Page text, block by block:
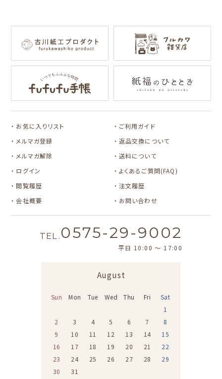
アルプスの少女ハ
イジ
コラボ別
サンリツマート
kogumaitan
カルビーレトロ
Lipton BEAR'S
カリタ
サンリオキャラクタ
フルーツマーケット
キャラクター別
サンリオキャラクタ
ーズ
コラボ別
TEA STAND
NIPPON365 の商品を見る
お気に入りリスト
メルマガ登録
メルマガ解除
ログイン
ご利用ガイド
返品交換について
送料について
よくあるご質問(FAQ)
閲覧履歴
注文履歴
会社概要
お問い合わせ
TEL. 0575-29-9002
平日 10:00 〜 17:00
August
Sun Mon Tue Wed Thu Fri
Sat
1
2
3 4 5 6 7
8
9
10 11 12 13 14
15
16
17 18 19 20 21
22
23
24 25 26 27 28
29
30
31